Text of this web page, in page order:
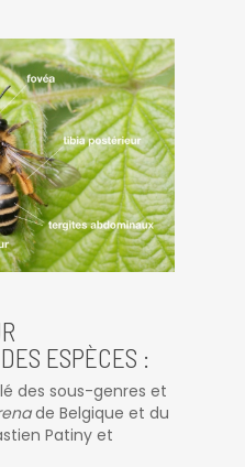
ESPÈCES :
des sous-genres et
de Belgique et du
Patiny et